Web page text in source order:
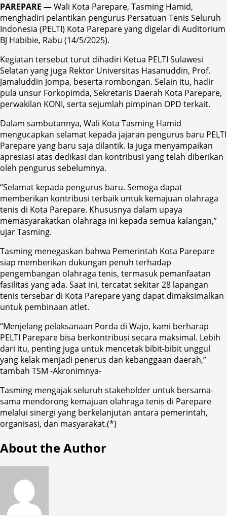
PAREPARE —Wali Kota Parepare, Tasming Hamid,
menghadiri pelantikan pengurus Persatuan Tenis Seluruh
Indonesia (PELTI) Kota Parepare yang digelar di Auditorium
BJ Habibie, Rabu (14/5/2025).
Kegiatan tersebut turut dihadiri Ketua PELTI Sulawesi
Selatan yang juga Rektor Universitas Hasanuddin, Prof.
Jamaluddin Jompa, beserta rombongan. Selain itu, hadir
pula unsur Forkopimda, Sekretaris Daerah Kota Parepare,
perwakilan KONI, serta sejumlah pimpinan OPD terkait.
Dalam sambutannya, Wali Kota Tasming Hamid
mengucapkan selamat kepada jajaran pengurus baru PELTI
Parepare yang baru saja dilantik. Ia juga menyampaikan
apresiasi atas dedikasi dan kontribusi yang telah diberikan
oleh pengurus sebelumnya.
“Selamat kepada pengurus baru. Semoga dapat
memberikan kontribusi terbaik untuk kemajuan olahraga
tenis di Kota Parepare. Khususnya dalam upaya
memasyarakatkan olahraga ini kepada semua kalangan,”
ujar Tasming.
Tasming menegaskan bahwa Pemerintah Kota Parepare
siap memberikan dukungan penuh terhadap
pengembangan olahraga tenis, termasuk pemanfaatan
fasilitas yang ada. Saat ini, tercatat sekitar 28 lapangan
tenis tersebar di Kota Parepare yang dapat dimaksimalkan
untuk pembinaan atlet.
“Menjelang pelaksanaan Porda di Wajo, kami berharap
PELTI Parepare bisa berkontribusi secara maksimal. Lebih
dari itu, penting juga untuk mencetak bibit-bibit unggul
yang kelak menjadi penerus dan kebanggaan daerah,”
tambah TSM -Akronimnya-
Tasming mengajak seluruh stakeholder untuk bersama-
sama mendorong kemajuan olahraga tenis di Parepare
melalui sinergi yang berkelanjutan antara pemerintah,
organisasi, dan masyarakat.(*)
About the Author